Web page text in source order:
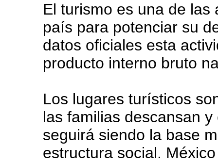
El turismo es una de
país para potenciar su
datos oficiales esta
producto interno bruto
Los lugares turísticos
las familias descansan
seguirá siendo la base
estructura social.